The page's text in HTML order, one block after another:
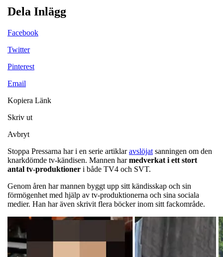
Dela Inlägg
Facebook
Twitter
Pinterest
Email
Kopiera Länk
Skriv ut
Avbryt
Stoppa Pressarna har i en serie artiklaravslöjat sanningen om den
knarkdömde tv-kändisen. Mannen harmedverkat i ett stort
antal tv-produktioner i både TV4 och SVT.
Genom åren har mannen byggt upp sitt kändisskap och sin
förmögenhet med hjälp av tv-produktionerna och sina sociala
medier. Han har även skrivit flera böcker inom sitt fackområde.